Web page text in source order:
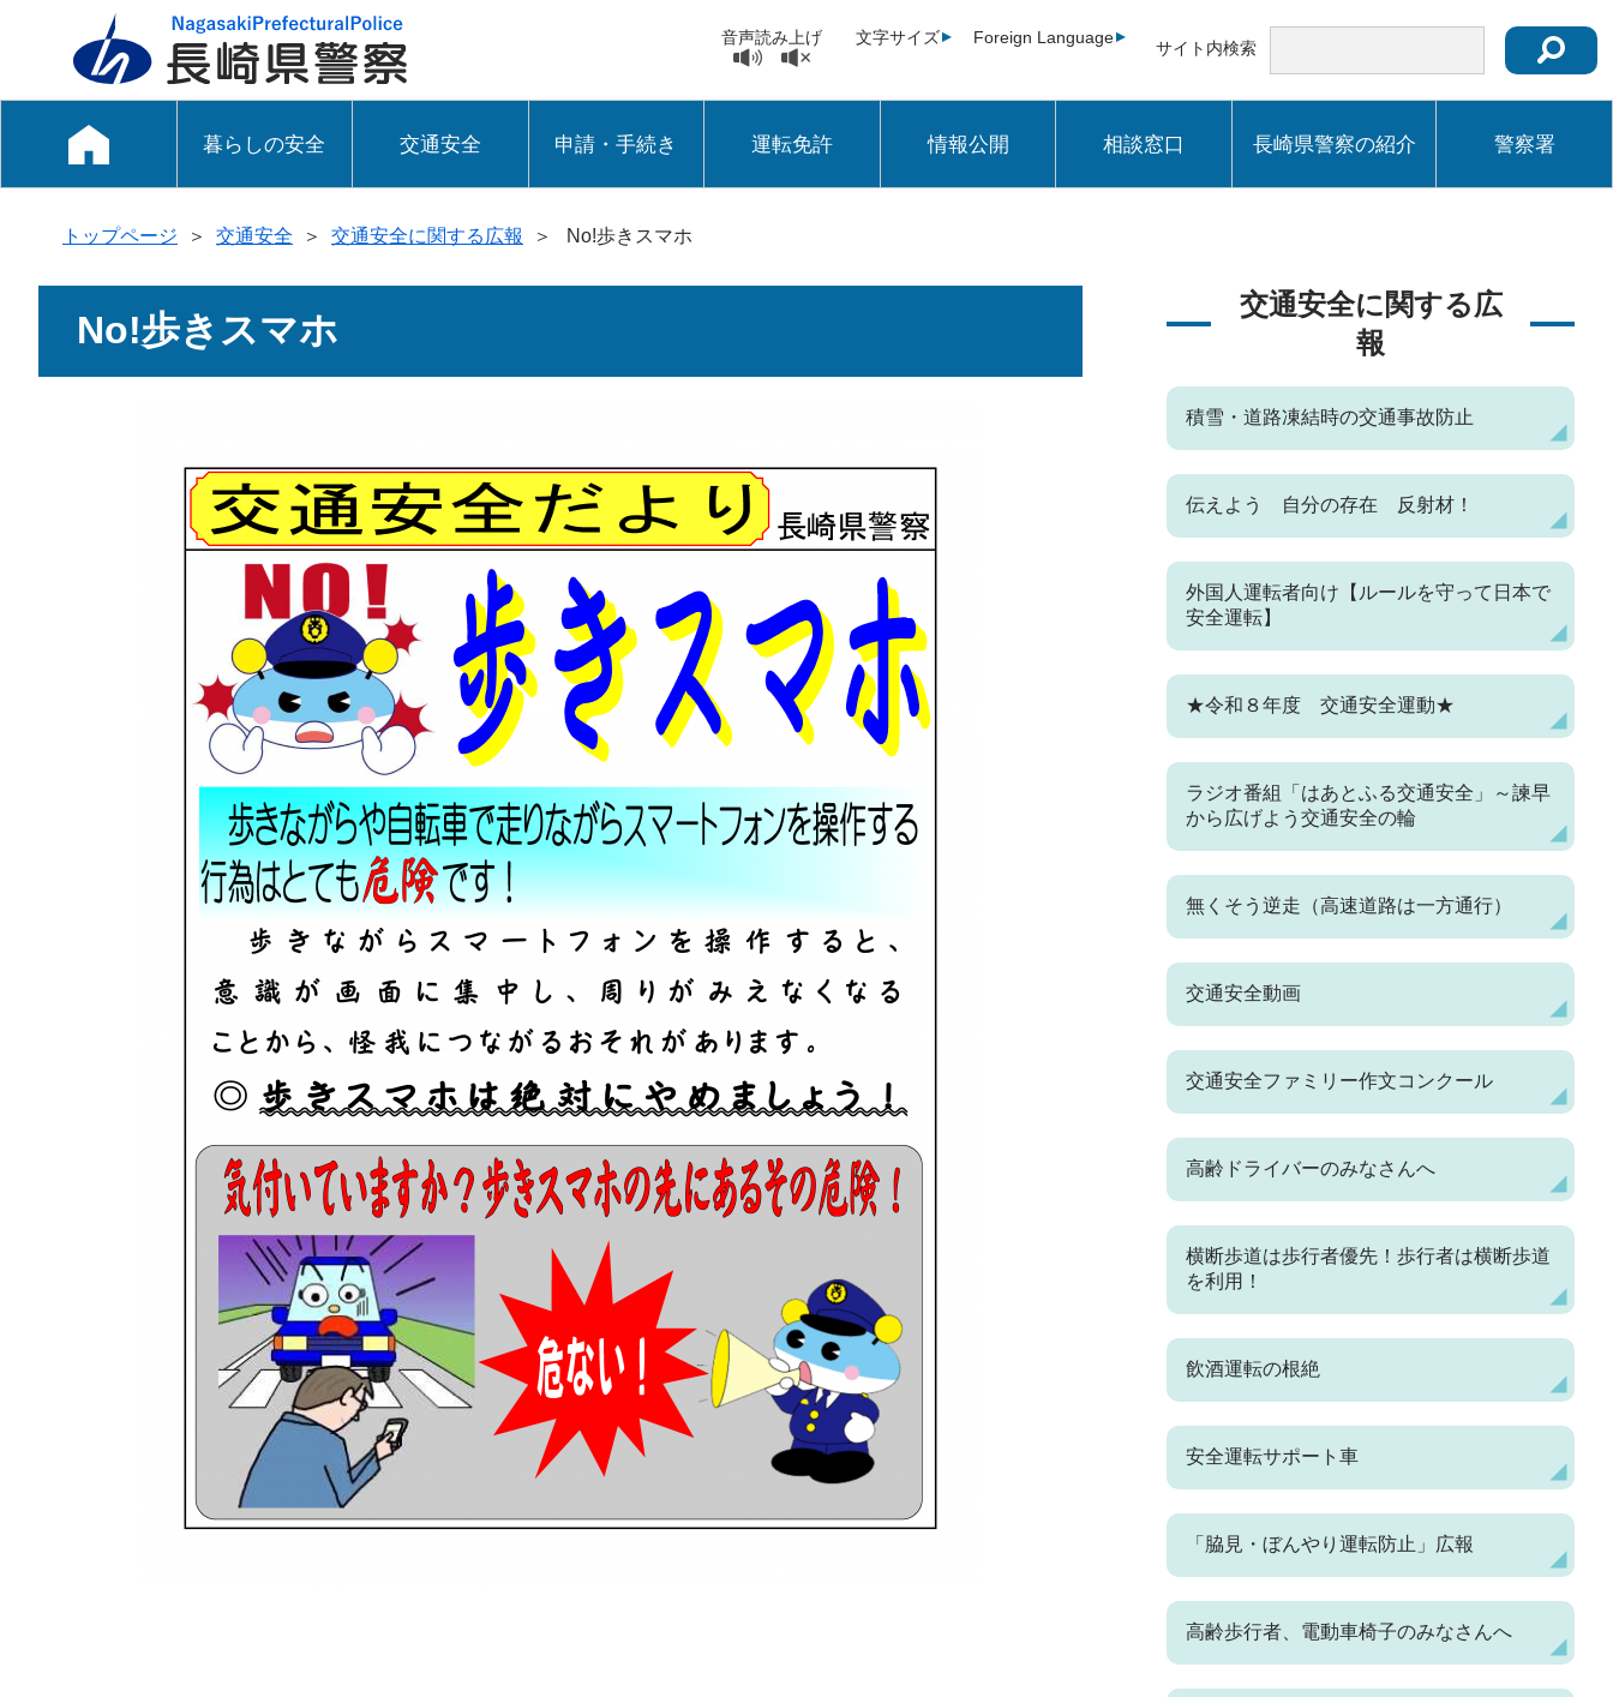
音声読み上げ 文字サイズ Foreign Language
サイト内検索
暮らしの安全 交通安全 申請・手続き 運転免許 情報公開 相談窓口 長崎県警察の紹介 警察署
トップページ ＞ 交通安全 ＞ 交通安全に関する広報 ＞ No!歩きスマホ
No!歩きスマホ
交通安全に関する広
報
積雪・道路凍結時の交通事故防止
伝えよう 自分の存在 反射材！
外国人運転者向け【ルールを守って日本で
安全運転】
★令和８年度 交通安全運動★
ラジオ番組「はあとふる交通安全」～諫早
から広げよう交通安全の輪
無くそう逆走（高速道路は一方通行）
交通安全動画
交通安全ファミリー作文コンクール
高齢ドライバーのみなさんへ
横断歩道は歩行者優先！歩行者は横断歩道
を利用！
飲酒運転の根絶
安全運転サポート車
「脇見・ぼんやり運転防止」広報
高齢歩行者、電動車椅子のみなさんへ